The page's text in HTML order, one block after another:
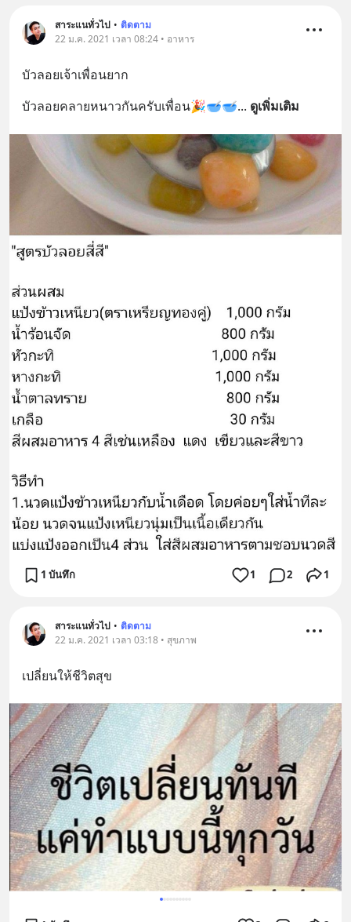
สาระแนทั่วไป • ติดตาม
22 ม.ค. 2021 เวลา 08:24 • อาหาร
บัวลอยเจ้าเพื่อนยาก
บัวลอยคลายหนาวกันครับเพื่อน🎉🥣🥣... ดูเพิ่มเติม
1 บันทึก 1 2 1
สาระแนทั่วไป • ติดตาม
22 ม.ค. 2021 เวลา 03:18 • สุขภาพ
เปลี่ยนให้ชีวิตสุข